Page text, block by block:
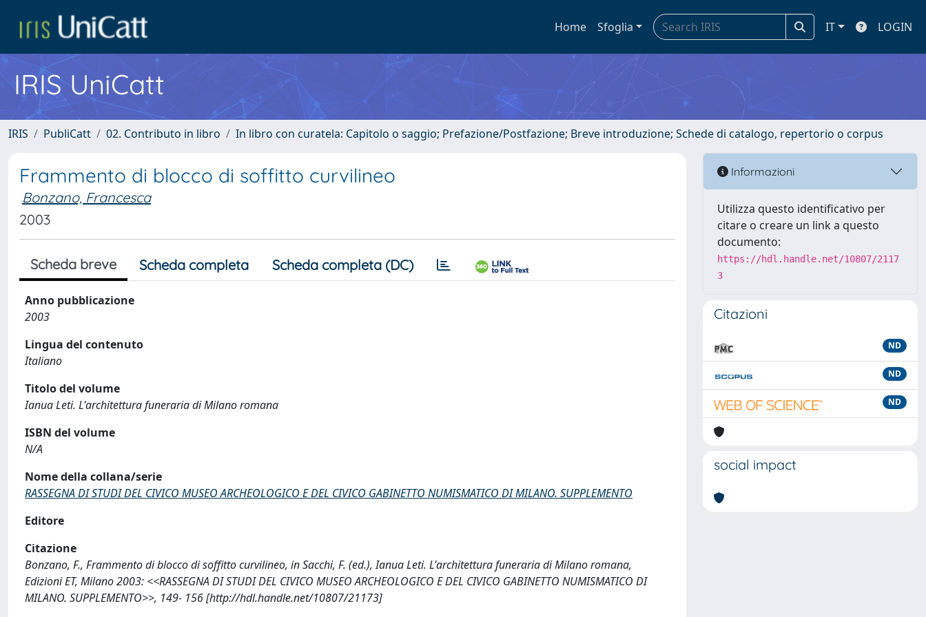
Home Sfoglia IT LOGIN
IRIS UniCatt
IRIS PubliCatt 02. Contributo in libro In libro con curatela: Capitolo o saggio; Prefazione/Postfazione; Breve introduzione; Schede di catalogo, repertorio o corpus
Frammento di blocco di soffitto curvilineo
Bonzano, Francesca
2003
Scheda breve Scheda completa Scheda completa (DC)
Anno pubblicazione
2003
Lingua del contenuto
Italiano
Titolo del volume
Ianua Leti. L'architettura funeraria di Milano romana
ISBN del volume
N/A
Nome della collana/serie
RASSEGNA DI STUDI DEL CIVICO MUSEO ARCHEOLOGICO E DEL CIVICO GABINETTO NUMISMATICO DI MILANO. SUPPLEMENTO
Editore
Citazione
Bonzano, F., Frammento di blocco di soffitto curvilineo, in Sacchi, F. (ed.), Ianua Leti. L'architettura funeraria di Milano romana,
Edizioni ET, Milano 2003: <<RASSEGNA DI STUDI DEL CIVICO MUSEO ARCHEOLOGICO E DEL CIVICO GABINETTO NUMISMATICO DI
MILANO. SUPPLEMENTO>>, 149- 156 [http://hdl.handle.net/10807/21173]
Informazioni
Utilizza questo identificativo per
citare o creare un link a questo
documento:
https://hdl.handle.net/10807/2117
3
Citazioni
ND
ND
ND
social impact